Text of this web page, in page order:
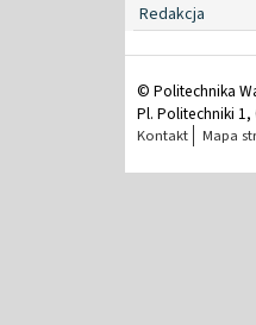
Redakcja
© Politechnika
Pl. Politechniki
Kontakt Mapa